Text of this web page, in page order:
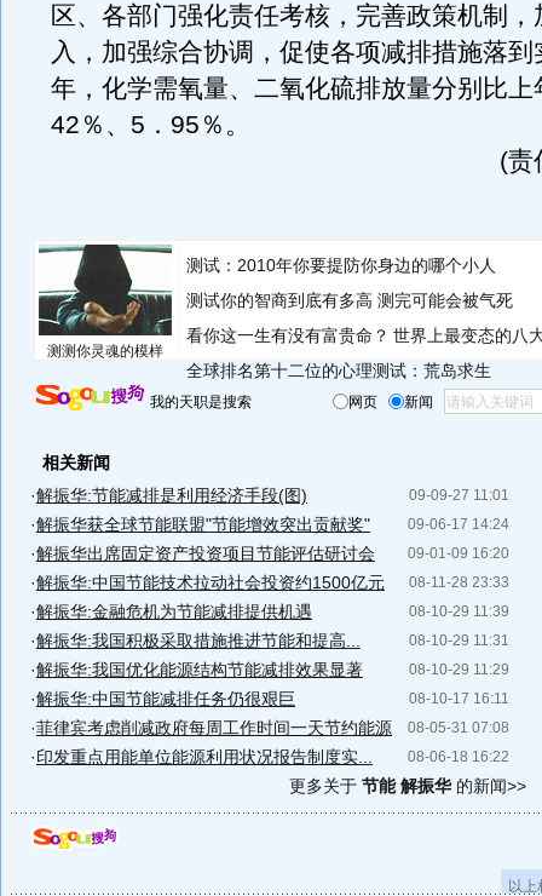
区、各部门强化责任考核，完善政策机制，
入，加强综合协调，促使各项减排措施落
年，化学需氧量、二氧化硫排放量分别比上
42％、5．95％。
(责
测测你灵魂的模样
测试：2010年你要提防你身边的哪个小人
测试你的智商到底有多高 测完可能会被气死
看你这一生有没有富贵命？ 世界上最变态的八
全球排名第十二位的心理测试：荒岛求生
我的天职是搜索 网页 新闻
相关新闻
09-09-27 11:01
·解振华:节能减排是利用经济手段(图)
09-06-17 14:24
·解振华获全球节能联盟"节能增效突出贡献奖"
09-01-09 16:20
·解振华出席固定资产投资项目节能评估研讨会
08-11-28 23:33
·解振华:中国节能技术拉动社会投资约1500亿元
08-10-29 11:39
·解振华:金融危机为节能减排提供机遇
08-10-29 11:31
·解振华:我国积极采取措施推进节能和提高...
08-10-29 11:29
·解振华:我国优化能源结构节能减排效果显著
08-10-17 16:11
·解振华:中国节能减排任务仍很艰巨
08-05-31 07:08
·菲律宾考虑削减政府每周工作时间一天节约能源
08-06-18 16:22
·印发重点用能单位能源利用状况报告制度实...
更多关于 节能 解振华的新闻>>
以